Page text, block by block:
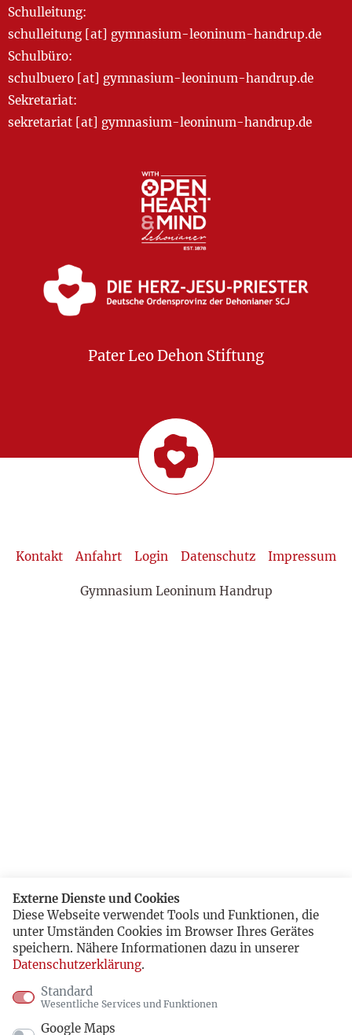
Schulleitung:
schulleitung [at] gymnasium-leoninum-handrup.de
Schulbüro:
schulbuero [at] gymnasium-leoninum-handrup.de
Sekretariat:
sekretariat [at] gymnasium-leoninum-handrup.de
Pater Leo Dehon Stiftung
Kontakt Anfahrt Login Datenschutz Impressum
Gymnasium Leoninum Handrup
Externe Dienste und Cookies
Diese Webseite verwendet Tools und Funktionen, die
unter Umständen Cookies im Browser Ihres Gerätes
speichern. Nähere Informationen dazu in unserer
Datenschutzerklärung.
Standard
Wesentliche Services und Funktionen
Google Maps